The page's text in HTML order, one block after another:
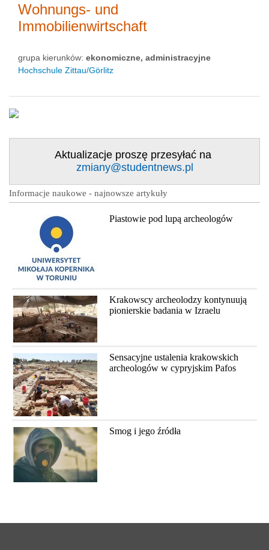
Wohnungs- und
Immobilienwirtschaft
grupa kierunków: ekonomiczne, administracyjne
Hochschule Zittau/Görlitz
Aktualizacje proszę przesyłać na
zmiany@studentnews.pl
Informacje naukowe - najnowsze artykuły
Piastowie pod lupą archeologów
Krakowscy archeolodzy kontynuują
pionierskie badania w Izraelu
Sensacyjne ustalenia krakowskich
archeologów w cypryjskim Pafos
Smog i jego źródła